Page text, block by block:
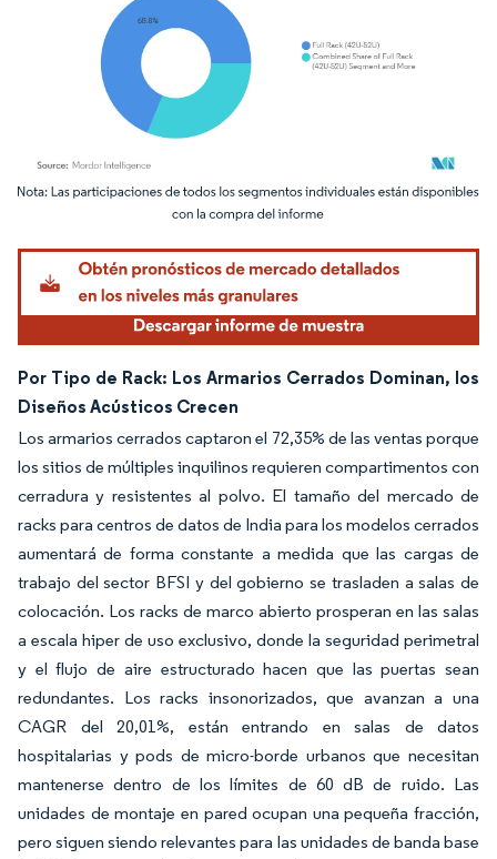
Imagen © Mordor Intelligence. El uso requiere atribución según CC BY 4.0.
Por Tipo de Rack: Los Armarios Cerrados Dominan, los
Diseños Acústicos Crecen
Los armarios cerrados captaron el 72,35% de las ventas porque
los sitios de múltiples inquilinos requieren compartimentos con
cerradura y resistentes al polvo. El tamaño del mercado de
racks para centros de datos de India para los modelos cerrados
aumentará de forma constante a medida que las cargas de
trabajo del sector BFSI y del gobierno se trasladen a salas de
colocación. Los racks de marco abierto prosperan en las salas
a escala hiper de uso exclusivo, donde la seguridad perimetral
y el flujo de aire estructurado hacen que las puertas sean
redundantes. Los racks insonorizados, que avanzan a una
CAGR del 20,01%, están entrando en salas de datos
hospitalarias y pods de micro-borde urbanos que necesitan
mantenerse dentro de los límites de 60 dB de ruido. Las
unidades de montaje en pared ocupan una pequeña fracción,
pero siguen siendo relevantes para las unidades de banda base